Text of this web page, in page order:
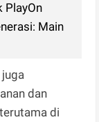
PlayOn
Main
dan
di